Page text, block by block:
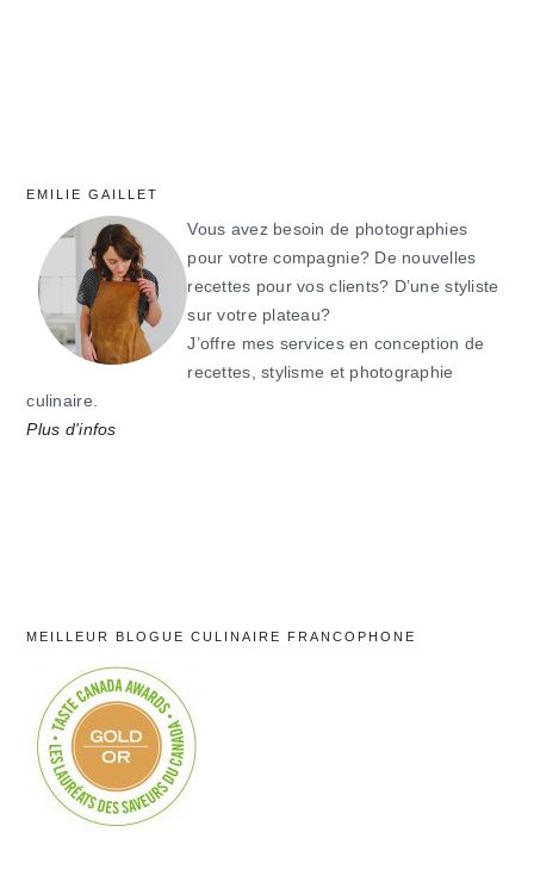
EMILIE GAILLET
Vous avez besoin de photographies
pour votre compagnie? De nouvelles
recettes pour vos clients? D’une styliste
sur votre plateau?
J’offre mes services en conception de
recettes, stylisme et photographie
culinaire.
Plus d'infos
MEILLEUR BLOGUE CULINAIRE FRANCOPHONE